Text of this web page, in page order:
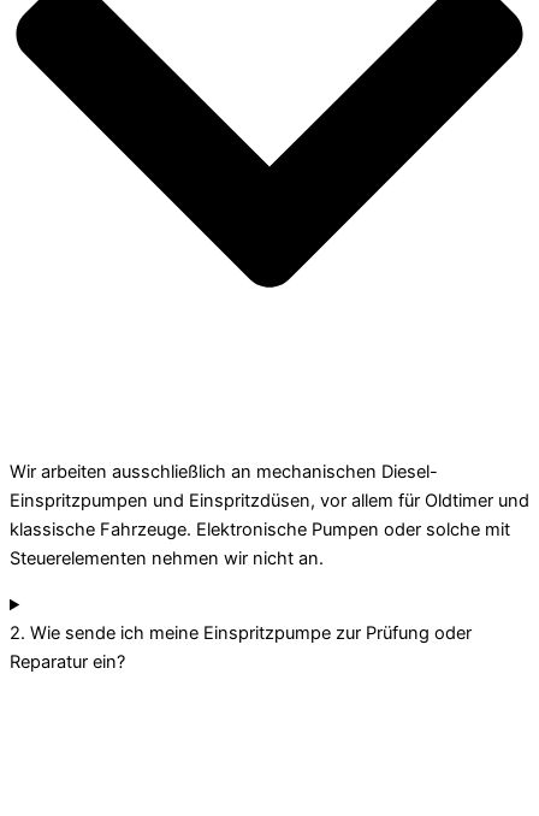
Wir arbeiten ausschließlich an mechanischen Diesel-
Einspritzpumpen und Einspritzdüsen, vor allem für Oldtimer und
klassische Fahrzeuge. Elektronische Pumpen oder solche mit
Steuerelementen nehmen wir nicht an.
2. Wie sende ich meine Einspritzpumpe zur Prüfung oder
Reparatur ein?